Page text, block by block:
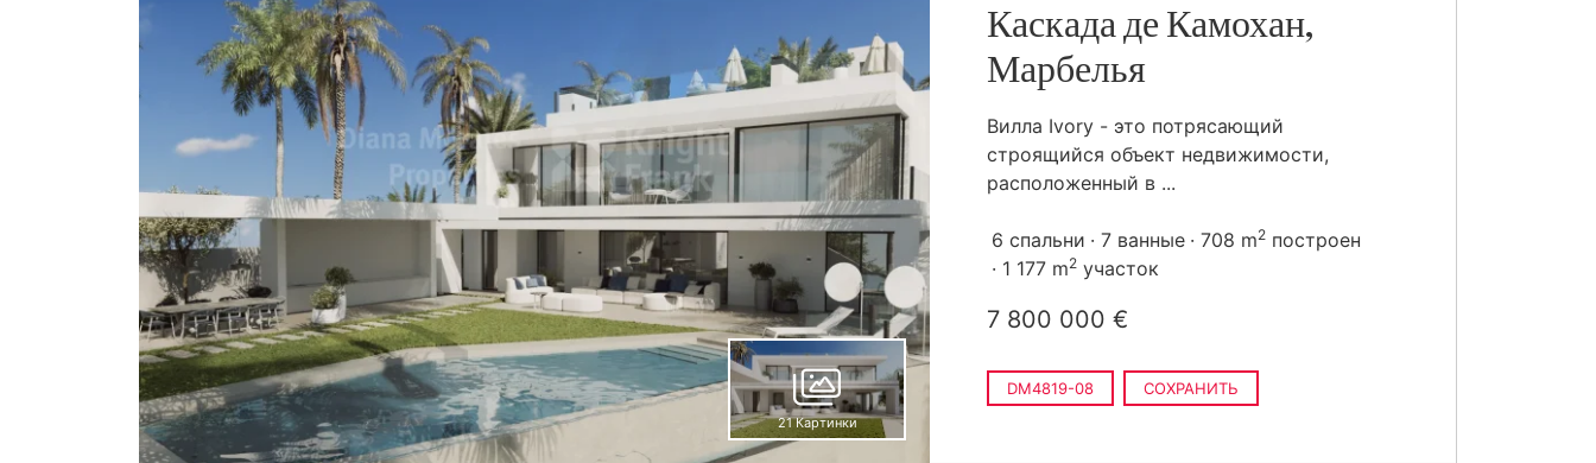
21 Картинки
Каскада де Камохан,
Марбелья
Вилла Ivory - это потрясающий
строящийся объект недвижимости,
расположенный в ...
6 спальни 7 ванные 708 m2 построен
1 177 m2 участок
7 800 000 €
DM4819-08 СОХРАНИТЬ